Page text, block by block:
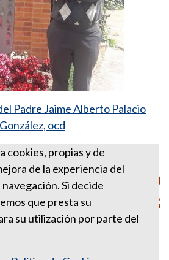
Padre Jaime Alberto Palacio
González, ocd
ow.ly/vKpQ30moWYF
SEMANA AGOSTO
5 DE 2018
cookies, propias y de
de la experiencia del
Si decide
que presta su
su utilización por parte del